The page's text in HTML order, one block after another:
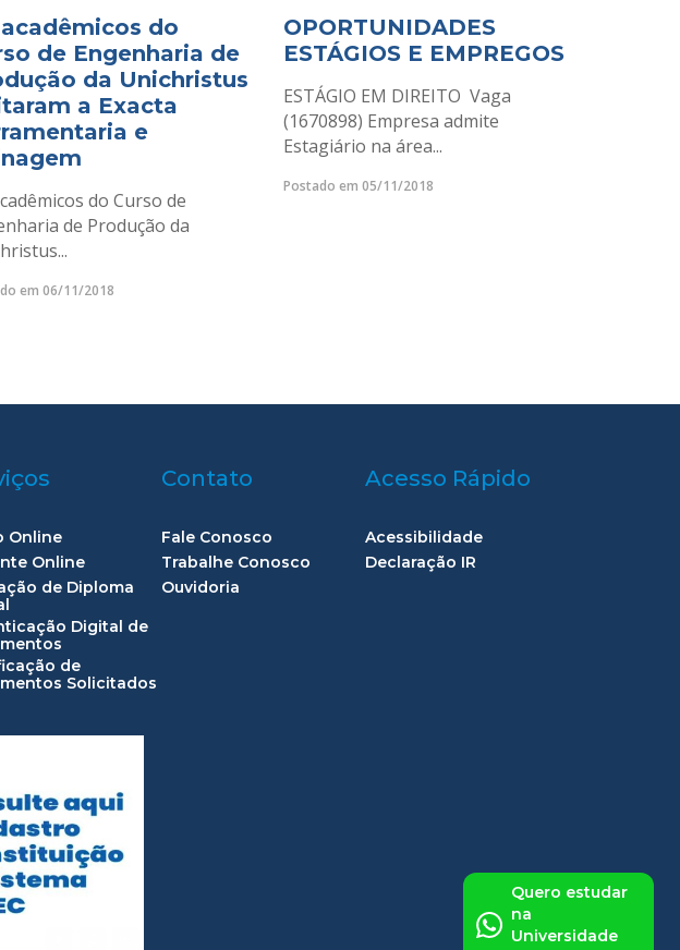
do
de Engenharia de
da Unichristus
a Exacta
e
do Curso de
de Produção da
em 06/11/2018
OPORTUNIDADES
ESTÁGIOS E EMPREGOS
ESTÁGIO EM DIREITO Vaga
(1670898) Empresa admite
Estagiário na área...
Postado em 05/11/2018
Quero estudar
na
Universidade
Online
Online
de Diploma
Digital de
de
Solicitados
Contato
Fale Conosco
Trabalhe Conosco
Ouvidoria
Acesso Rápido
Acessibilidade
Declaração IR